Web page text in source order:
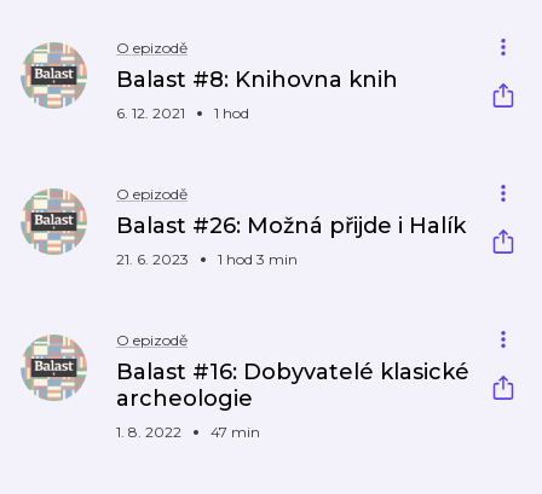
O epizodě
Balast #8: Knihovna knih
6. 12. 2021 1 hod
O epizodě
Balast #26: Možná přijde i Halík
21. 6. 2023 1 hod 3 min
O epizodě
Balast #16: Dobyvatelé klasické
archeologie
1. 8. 2022 47 min